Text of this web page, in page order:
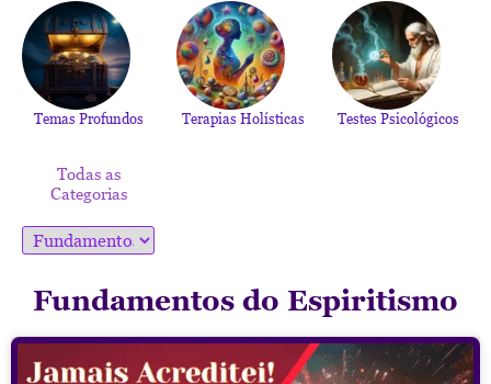
Temas Profundos Terapias Holísticas Testes Psicológicos
Todas as
Categorias
Fundamentos do Espiritismo